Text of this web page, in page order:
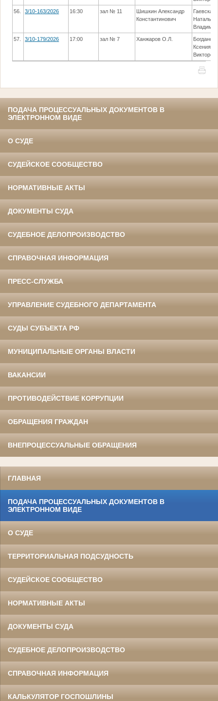
56. 3/10-163/2026 16:30 зал № 11
Шишкин Александр
Константинович
Гаевская
Наталья
57. 3/10-179/2026 17:00 зал № 7 Ханжаров О.Л.
Ксения
ПОДАЧА ПРОЦЕССУАЛЬНЫХ ДОКУМЕНТОВ В
ЭЛЕКТРОННОМ ВИДЕ
О СУДЕ
СУДЕЙСКОЕ СООБЩЕСТВО
НОРМАТИВНЫЕ АКТЫ
ДОКУМЕНТЫ СУДА
СУДЕБНОЕ ДЕЛОПРОИЗВОДСТВО
СПРАВОЧНАЯ ИНФОРМАЦИЯ
ПРЕСС-СЛУЖБА
УПРАВЛЕНИЕ СУДЕБНОГО ДЕПАРТАМЕНТА
СУДЫ СУБЪЕКТА РФ
МУНИЦИПАЛЬНЫЕ ОРГАНЫ ВЛАСТИ
ВАКАНСИИ
ПРОТИВОДЕЙСТВИЕ КОРРУПЦИИ
ОБРАЩЕНИЯ ГРАЖДАН
ВНЕПРОЦЕССУАЛЬНЫЕ ОБРАЩЕНИЯ
ГЛАВНАЯ
ПОДАЧА ПРОЦЕССУАЛЬНЫХ ДОКУМЕНТОВ В
ЭЛЕКТРОННОМ ВИДЕ
О СУДЕ
ТЕРРИТОРИАЛЬНАЯ ПОДСУДНОСТЬ
СУДЕЙСКОЕ СООБЩЕСТВО
НОРМАТИВНЫЕ АКТЫ
ДОКУМЕНТЫ СУДА
СУДЕБНОЕ ДЕЛОПРОИЗВОДСТВО
СПРАВОЧНАЯ ИНФОРМАЦИЯ
КАЛЬКУЛЯТОР ГОСПОШЛИНЫ